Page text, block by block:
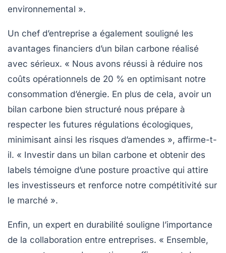
environnemental ».
Un chef d’entreprise a également souligné les
avantages financiers d’un bilan carbone réalisé
avec sérieux. « Nous avons réussi à réduire nos
coûts opérationnels de 20 % en optimisant notre
consommation d’énergie. En plus de cela, avoir un
bilan carbone bien structuré nous prépare à
respecter les futures régulations écologiques,
minimisant ainsi les risques d’amendes », affirme-t-
il. « Investir dans un bilan carbone et obtenir des
labels témoigne d’une posture proactive qui attire
les investisseurs et renforce notre compétitivité sur
le marché ».
Enfin, un expert en durabilité souligne l’importance
de la collaboration entre entreprises. « Ensemble,